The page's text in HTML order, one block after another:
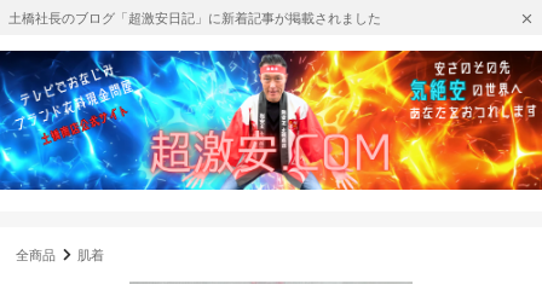
土橋社長のブログ「超激安日記」に新着記事が掲載されました
全商品 肌着